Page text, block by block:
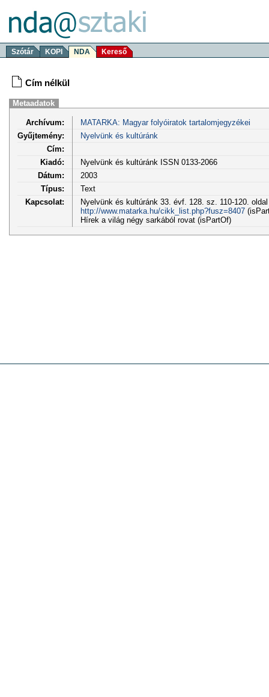
Szótár KOPI NDA Kereső
Cím nélkül
Metaadatok
Archívum:
MATARKA: Magyar folyóiratok tartalomjegyzékei
Gyűjtemény:
Nyelvünk és kultúránk
Cím:
Kiadó:
Nyelvünk és kultúránk ISSN 0133-2066
Dátum:
2003
Típus:
Text
Kapcsolat:
Nyelvünk és kultúránk 33. évf. 128. sz. 110-120.
http://www.matarka.hu/cikk_list.php?fusz=8407
Hírek a világ négy sarkából rovat (isPartOf)